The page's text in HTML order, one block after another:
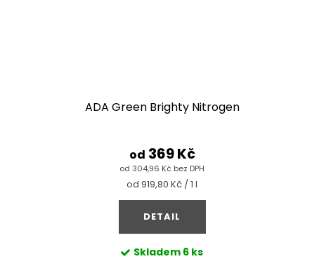
ADA Green Brighty Nitrogen
od 304,96 Kč bez DPH
od 369 Kč
Měrná
cena:
od 919,80 Kč / 1 l
DETAIL
Skladem 6 ks